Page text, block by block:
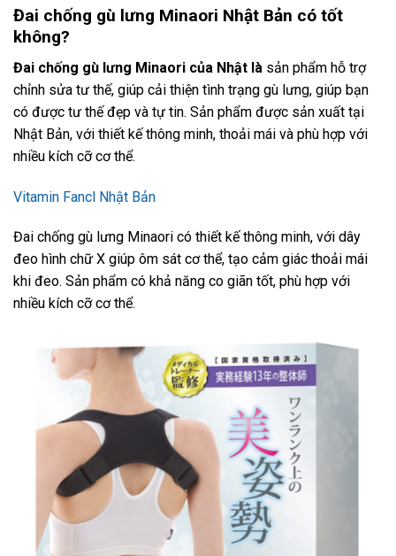
Đai chống gù lưng Minaori Nhật Bản có tốt
không?
Đai chống gù lưng Minaori của Nhật là sản phẩm hỗ trợ
chỉnh sửa tư thế, giúp cải thiện tình trạng gù lưng, giúp bạn
có được tư thế đẹp và tự tin. Sản phẩm được sản xuất tại
Nhật Bản, với thiết kế thông minh, thoải mái và phù hợp với
nhiều kích cỡ cơ thể.
Vitamin Fancl Nhật Bản
Đai chống gù lưng Minaori có thiết kế thông minh, với dây
đeo hình chữ X giúp ôm sát cơ thể, tạo cảm giác thoải mái
khi đeo. Sản phẩm có khả năng co giãn tốt, phù hợp với
nhiều kích cỡ cơ thể.